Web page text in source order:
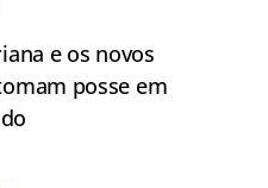
e os novos
posse em